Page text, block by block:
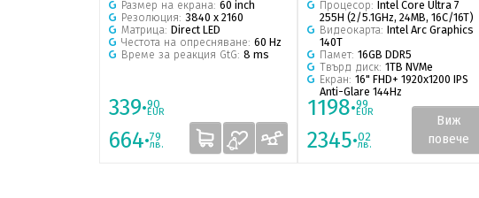
Размер на екрана: 60 inch
Резолюция: 3840 x 2160
Матрица: Direct LED
Честота на опресняване: 60 Hz
Време за реакция GtG: 8 ms
339·90
EUR
664·79
лв.
Процесор: Intel Core Ultra 7
255H (2/5.1GHz, 24MB, 16C/16T)
Видеокарта: Intel Arc Graphics
140T
Памет: 16GB DDR5
Твърд диск: 1TB NVMe
Екран: 16" FHD+ 1920x1200 IPS
Anti-Glare 144Hz
1198·99
EUR
2345·02
лв.
Виж
повече